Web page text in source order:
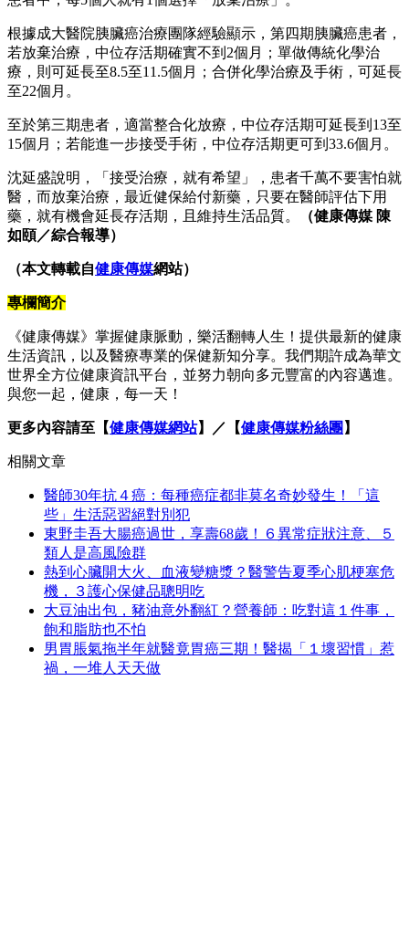
根據成大醫院胰臟癌治療團隊經驗顯示，第四期胰臟癌患者，
若放棄治療，中位存活期確實不到2個月；單做傳統化學治
療，則可延長至8.5至11.5個月；合併化學治療及手術，可延長
至22個月。
至於第三期患者，適當整合化放療，中位存活期可延長到13至
15個月；若能進一步接受手術，中位存活期更可到33.6個月。
沈延盛說明，「接受治療，就有希望」，患者千萬不要害怕就
醫，而放棄治療，最近健保給付新藥，只要在醫師評估下用
藥，就有機會延長存活期，且維持生活品質。
（健康傳媒 陳
如頤／綜合報導）
（本文轉載自健康傳媒網站）
專欄簡介
《健康傳媒》掌握健康脈動，樂活翻轉人生！提供最新的健康
生活資訊，以及醫療專業的保健新知分享。我們期許成為華文
世界全方位健康資訊平台，並努力朝向多元豐富的內容邁進。
與您一起，健康，每一天！
更多內容請至【健康傳媒網站】／【健康傳媒粉絲團 】
相關文章
醫師30年抗４癌：每種癌症都非莫名奇妙發生！「這
些」生活惡習絕對別犯
東野圭吾大腸癌過世，享壽68歲！６異常症狀注意、５
類人是高風險群
熱到心臟開大火、血液變糖漿？醫警告夏季心肌梗塞危
機，３護心保健品聰明吃
大豆油出包，豬油意外翻紅？營養師：吃對這１件事，
飽和脂肪也不怕
男胃脹氣拖半年就醫竟胃癌三期！醫揭「１壞習慣」惹
禍，一堆人天天做